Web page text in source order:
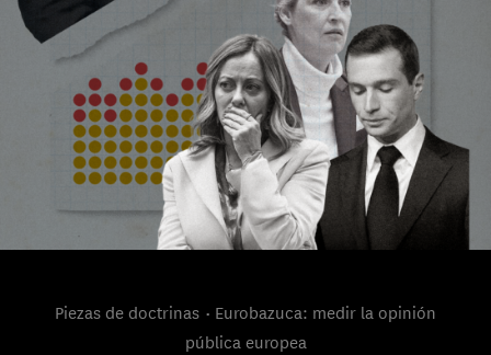
Piezas de doctrinas
Eurobazuca: medir la opinión
pública europea